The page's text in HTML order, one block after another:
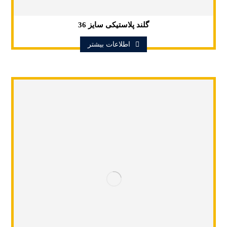
گلند پلاستیکی سایز 36
اطلاعات بیشتر